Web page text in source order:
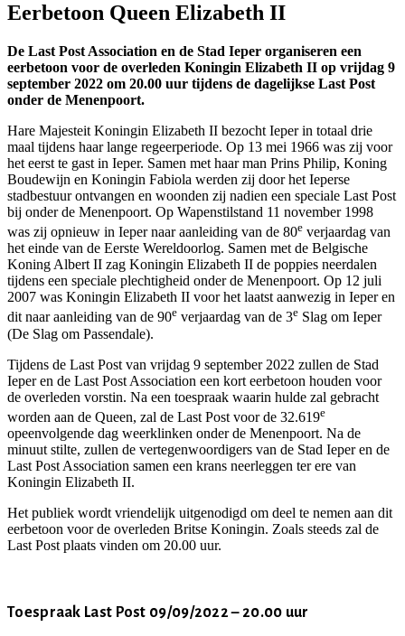
Eerbetoon Queen Elizabeth II
De Last Post Association en de Stad Ieper organiseren een
eerbetoon voor de overleden Koningin Elizabeth II op vrijdag 9
september 2022 om 20.00 uur tijdens de dagelijkse Last Post
onder de Menenpoort.
Hare Majesteit Koningin Elizabeth II bezocht Ieper in totaal drie
maal tijdens haar lange regeerperiode. Op 13 mei 1966 was zij voor
het eerst te gast in Ieper. Samen met haar man Prins Philip, Koning
Boudewijn en Koningin Fabiola werden zij door het Ieperse
stadbestuur ontvangen en woonden zij nadien een speciale Last Post
bij onder de Menenpoort. Op Wapenstilstand 11 november 1998
was zij opnieuw in Ieper naar aanleiding van de 80e verjaardag van
het einde van de Eerste Wereldoorlog. Samen met de Belgische
Koning Albert II zag Koningin Elizabeth II de poppies neerdalen
tijdens een speciale plechtigheid onder de Menenpoort. Op 12 juli
2007 was Koningin Elizabeth II voor het laatst aanwezig in Ieper en
dit naar aanleiding van de 90e verjaardag van de 3e Slag om Ieper
(De Slag om Passendale).
Tijdens de Last Post van vrijdag 9 september 2022 zullen de Stad
Ieper en de Last Post Association een kort eerbetoon houden voor
de overleden vorstin. Na een toespraak waarin hulde zal gebracht
worden aan de Queen, zal de Last Post voor de 32.619e
opeenvolgende dag weerklinken onder de Menenpoort. Na de
minuut stilte, zullen de vertegenwoordigers van de Stad Ieper en de
Last Post Association samen een krans neerleggen ter ere van
Koningin Elizabeth II.
Het publiek wordt vriendelijk uitgenodigd om deel te nemen aan dit
eerbetoon voor de overleden Britse Koningin. Zoals steeds zal de
Last Post plaats vinden om 20.00 uur.
Toespraak Last Post 09/09/2022 – 20.00 uur